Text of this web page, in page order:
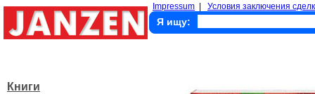
Impressum Условия заключения
Я ищу:
Книги